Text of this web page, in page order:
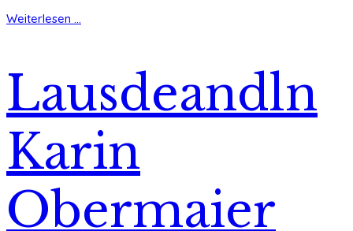
Weiterlesen ...
Lausdeandln
Karin
Obermaier